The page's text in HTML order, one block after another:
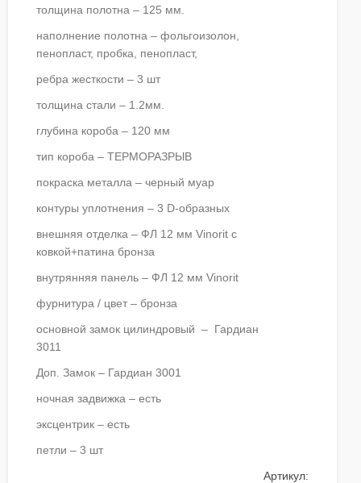
толщина полотна – 125 мм.
наполнение полотна – фольгоизолон,
пенопласт, пробка, пенопласт,
ребра жесткости – 3 шт
толщина стали – 1.2мм.
глубина короба – 120 мм
тип короба – ТЕРМОРАЗРЫВ
покраска металла – черный муар
контуры уплотнения – 3 D-образных
внешняя отделка – ФЛ 12 мм Vinorit с
ковкой+патина бронза
внутрянняя панель – ФЛ 12 мм Vinorit
фурнитура / цвет – бронза
основной замок цилиндровый – Гардиан
3011
Доп. Замок – Гардиан 3001
ночная задвижка – есть
эксцентрик – есть
петли – 3 шт
Артикул: